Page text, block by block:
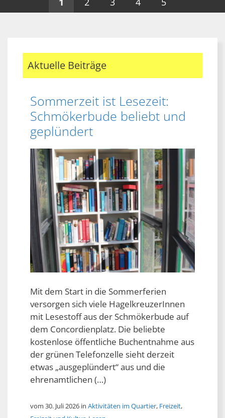
Aktuelle Beiträge
Sommerzeit ist Lesezeit:
Schmökerbude beliebt und
geplündert
Mit dem Start in die Sommerferien
versorgen sich viele HagelkreuzerInnen
mit Lesestoff aus der Schmökerbude auf
dem Concordienplatz. Die beliebte
kostenlose öffentliche Buchentnahme aus
der grünen Telefonzelle sieht derzeit
etwas „ausgeplündert“ aus und die
ehrenamtlichen (…)
vom 30. Juli 2026 in Aktivitäten im Quartier, Freizeit,